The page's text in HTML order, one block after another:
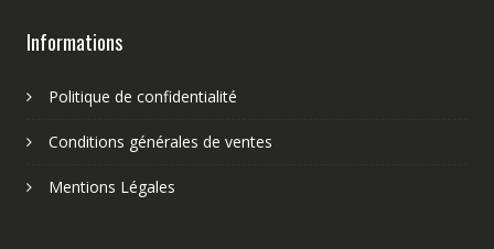
Informations
Politique de confidentialité
Conditions générales de ventes
Mentions Légales